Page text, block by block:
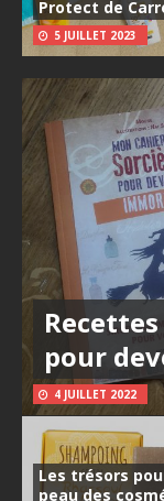
Protect de
5 JUILLET 2023
pour
4 JUILLET 2022
Les trésors
peau des